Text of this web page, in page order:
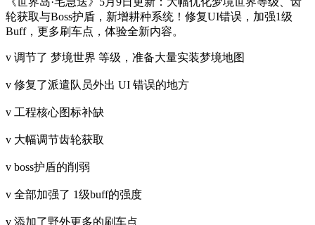
轮获取与Boss护盾，新增耕种系统！修复UI错误，加强1级
Buff，更多刷车点，体验全新内容。
v 调节了 梦境世界 等级，准备大量实装梦境地图
v 修复了派遣队员外出 UI 错误的地方
v 工程核心图标补缺
v 大幅调节齿轮获取
v boss护盾的削弱
v 全部加强了 1级buff的强度
v 添加了野外更多的刷车点